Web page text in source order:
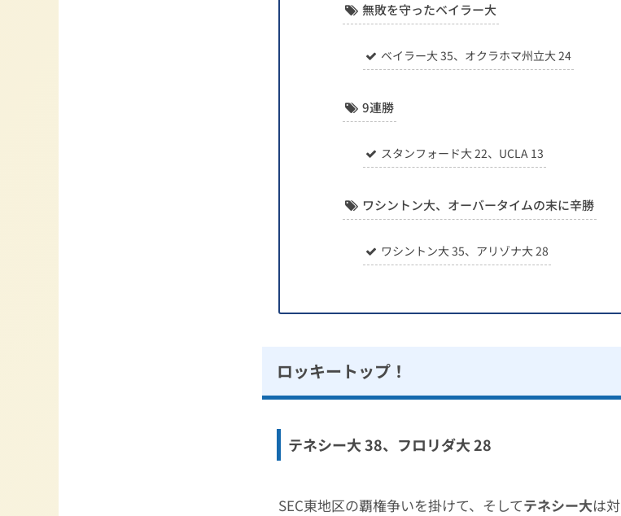
無敗を守ったベイラー大
ベイラー大 35、オクラホマ州立大 24
9連勝
スタンフォード大 22、UCLA 13
ワシントン大、オーバータイムの末に辛勝
ワシントン大 35、アリゾナ大 28
ロッキートップ！
テネシー大 38、フロリダ大 28
SEC東地区の覇権争いを掛けて、そしてテネシー大は対